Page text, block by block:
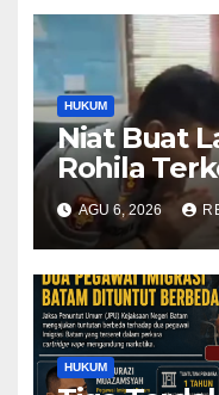
HUKUM
Niat Buat
Rohila
Bantuan
Kombes
AGU 6, 2026
HUKUM